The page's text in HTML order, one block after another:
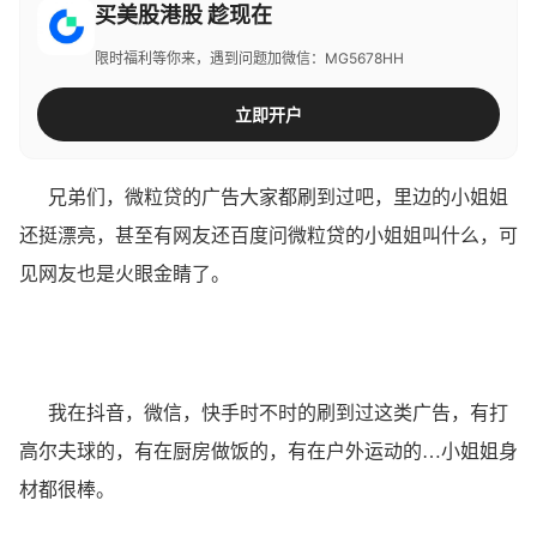
买美股港股 趁现在
限时福利等你来，遇到问题加微信：MG5678HH
立即开户
兄弟们，微粒贷的广告大家都刷到过吧，里边的小姐姐
还挺漂亮，甚至有网友还百度问微粒贷的小姐姐叫什么，可
见网友也是火眼金睛了。
我在抖音，微信，快手时不时的刷到过这类广告，有打
高尔夫球的，有在厨房做饭的，有在户外运动的…小姐姐身
材都很棒。